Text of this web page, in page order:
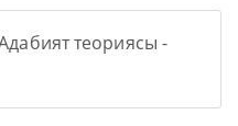
теориясы -